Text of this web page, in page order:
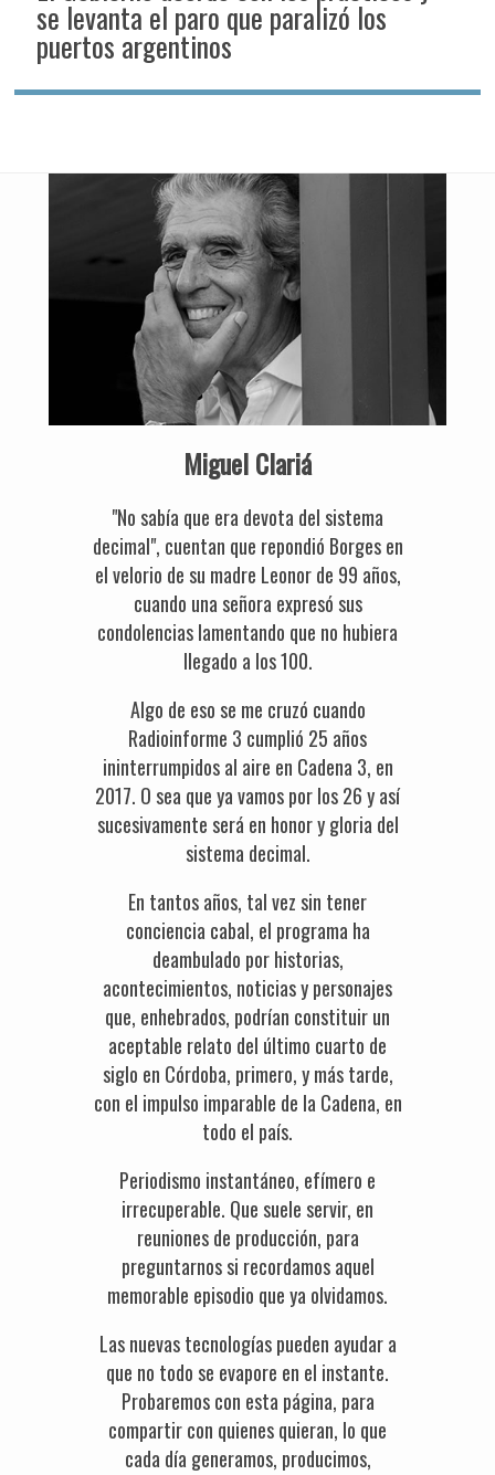
se levanta el paro que paralizó los
puertos argentinos
Miguel Clariá
"No sabía que era devota del sistema
decimal", cuentan que repondió Borges en
el velorio de su madre Leonor de 99 años,
cuando una señora expresó sus
condolencias lamentando que no hubiera
llegado a los 100.
Algo de eso se me cruzó cuando
Radioinforme 3 cumplió 25 años
ininterrumpidos al aire en Cadena 3, en
2017. O sea que ya vamos por los 26 y así
sucesivamente será en honor y gloria del
sistema decimal.
En tantos años, tal vez sin tener
conciencia cabal, el programa ha
deambulado por historias,
acontecimientos, noticias y personajes
que, enhebrados, podrían constituir un
aceptable relato del último cuarto de
siglo en Córdoba, primero, y más tarde,
con el impulso imparable de la Cadena, en
todo el país.
Periodismo instantáneo, efímero e
irrecuperable. Que suele servir, en
reuniones de producción, para
preguntarnos si recordamos aquel
memorable episodio que ya olvidamos.
Las nuevas tecnologías pueden ayudar a
que no todo se evapore en el instante.
Probaremos con esta página, para
compartir con quienes quieran, lo que
cada día generamos, producimos,